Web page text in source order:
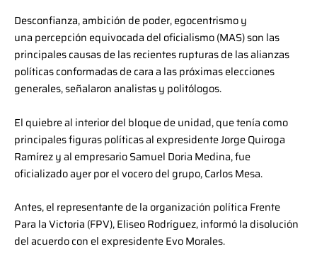
Desconfianza, ambición de poder, egocentrismo y
una percepción equivocada del oficialismo (MAS) son las
principales causas de las recientes rupturas de las alianzas
políticas conformadas de cara a las próximas elecciones
generales, señalaron analistas y politólogos.
El quiebre al interior del bloque de unidad, que tenía como
principales figuras políticas al expresidente Jorge Quiroga
Ramírez y al empresario Samuel Doria Medina, fue
oficializado ayer por el vocero del grupo, Carlos Mesa.
Antes, el representante de la organización política Frente
Para la Victoria (FPV), Eliseo Rodríguez, informó la disolución
del acuerdo con el expresidente Evo Morales.